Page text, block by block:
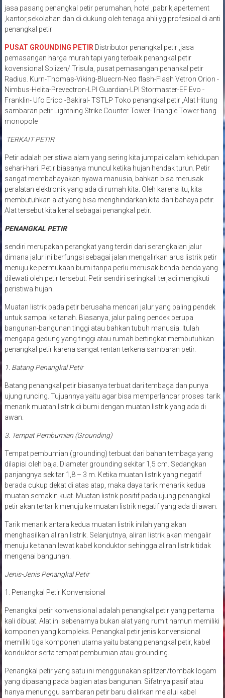
jasa pasang penangkal petir perumahan, hotel ,pabrik,apertement
,kantor,sekolahan dan di dukung oleh tenaga ahli yg profesioal di anti
penangkal petir
PUSAT GROUNDING PETIR Distributor penangkal petir ,jasa
pemasangan harga murah tapi yang terbaik penangkal petir
kovensional Splizen/ Trisula, pusat pemasangan penankal petir
Radius. Kurn-Thomas-Viking-Bluecrn-Neo flash-Flash Vetron Orion -
Nimbus-Helita-Prevectron-LPI Guardian-LPI Stormaster-EF Evo -
Franklin- Ufo Erico -Bakiral- TSTLP Toko penangkal petir ,Alat Hitung
sambaran petir Lightning Strike Counter Tower-Triangle Tower-tiang
monopole
TERKAIT PETIR
Petir adalah peristiwa alam yang sering kita jumpai dalam kehidupan
sehari-hari. Petir biasanya muncul ketika hujan hendak turun. Petir
sangat membahayakan nyawa manusia, bahkan bisa merusak
peralatan elektronik yang ada di rumah kita. Oleh karena itu, kita
membutuhkan alat yang bisa menghindarkan kita dari bahaya petir.
Alat tersebut kita kenal sebagai penangkal petir.
PENANGKAL PETIR
sendiri merupakan perangkat yang terdiri dari serangkaian jalur
dimana jalur ini berfungsi sebagai jalan mengalirkan arus listrik petir
menuju ke permukaan bumi tanpa perlu merusak benda-benda yang
dilewati oleh petir tersebut. Petir sendiri seringkali terjadi mengikuti
peristiwa hujan.
Muatan listrik pada petir berusaha mencari jalur yang paling pendek
untuk sampai ke tanah. Biasanya, jalur paling pendek berupa
bangunan-bangunan tinggi atau bahkan tubuh manusia. Itulah
mengapa gedung yang tinggi atau rumah bertingkat membutuhkan
penangkal petir karena sangat rentan terkena sambaran petir.
1. Batang Penangkal Petir
Batang penangkal petir biasanya terbuat dari tembaga dan punya
ujung runcing. Tujuannya yaitu agar bisa memperlancar proses tarik
menarik muatan listrik di bumi dengan muatan listrik yang ada di
awan.
3. Tempat Pembumian (Grounding)
Tempat pembumian (grounding) terbuat dari bahan tembaga yang
dilapisi oleh baja. Diameter grounding sekitar 1,5 cm. Sedangkan
panjangnya sekitar 1,8 – 3 m. Ketika muatan listrik yang negatif
berada cukup dekat di atas atap, maka daya tarik menarik kedua
muatan semakin kuat. Muatan listrik positif pada ujung penangkal
petir akan tertarik menuju ke muatan listrik negatif yang ada di awan.
Tarik menarik antara kedua muatan listrik inilah yang akan
menghasilkan aliran listrik. Selanjutnya, aliran listrik akan mengalir
menuju ke tanah lewat kabel konduktor sehingga aliran listrik tidak
mengenai bangunan.
Jenis-Jenis Penangkal Petir
1. Penangkal Petir Konvensional
Penangkal petir konvensional adalah penangkal petir yang pertama
kali dibuat. Alat ini sebenarnya bukan alat yang rumit namun memiliki
komponen yang kompleks. Penangkal petir jenis konvensional
memiliki tiga komponen utama yaitu batang penangkal petir, kabel
konduktor serta tempat pembumian atau grounding.
Penangkal petir yang satu ini menggunakan splitzen/tombak logam
yang dipasang pada bagian atas bangunan. Sifatnya pasif atau
hanya menunggu sambaran petir baru dialirkan melalui kabel